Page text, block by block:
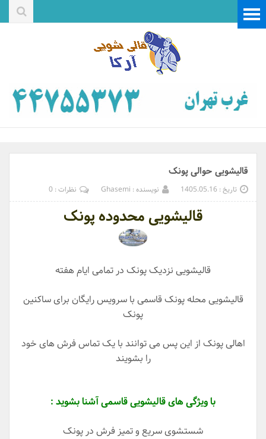
قالیشویی حوالی پونک
تاریخ : 1405.05.16 نویسنده : Ghasemi نظرات : 0
قالیشویی محدوده پونک
قالیشویی نزدیک پونک در تمامی ایام هفته
قالیشویی محله پونک قاسمی با سرویس رایگان برای ساکنین
پونک
اهالی پونک از این پس می توانند با یک تماس فرش های خود
را بشویند
با ویژگی های قالیشویی قاسمی آشنا بشوید :
شستشوی سریع و تمیز فرش در پونک